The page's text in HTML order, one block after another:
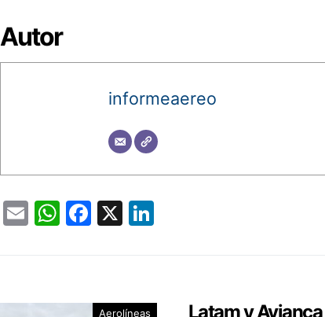
Autor
informeaereo
EmailWhatsApp
Facebook
X
Aerolíneas Latam y